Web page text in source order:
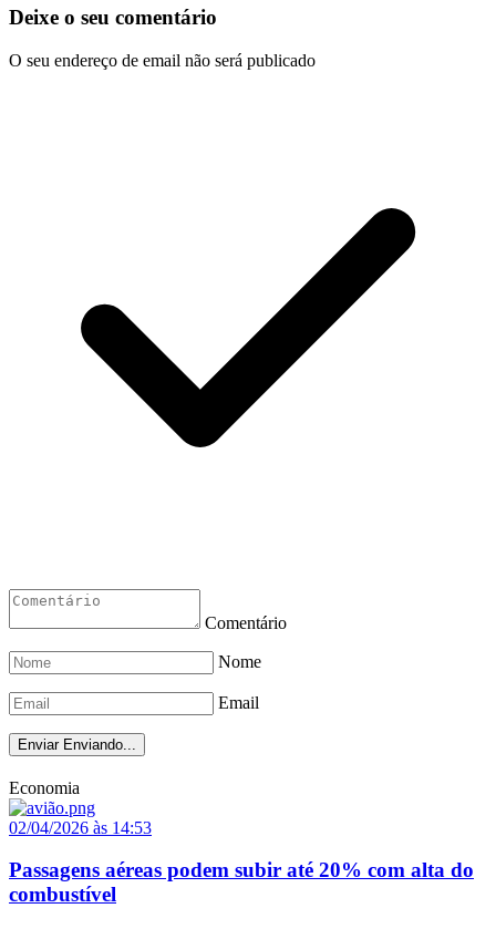
Deixe o seu comentário
O seu endereço de email não será publicado
Comentário
Nome
Email
Enviar Enviando...
Economia
02/04/2026 às 14:53
Passagens aéreas podem subir até 20% com alta do
combustível